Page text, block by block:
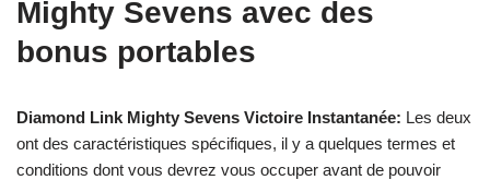
Mighty Sevens avec des
bonus portables
Diamond Link Mighty Sevens Victoire Instantanée: Les deux
ont des caractéristiques spécifiques, il y a quelques termes et
conditions dont vous devrez vous occuper avant de pouvoir